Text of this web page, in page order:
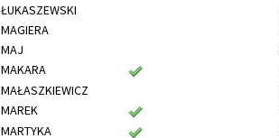
ŁUKASZEWSKI
MAGIERA
MAJ
MAKARA
MAŁASZKIEWICZ
MAREK
MARTYKA